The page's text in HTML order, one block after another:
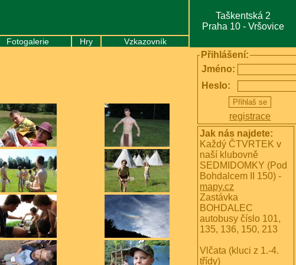
Taškentská 2
Praha 10 - Vršovice
Fotogalerie Hry Vzkazovník
Přihlášení:
Jméno:
Heslo:
registrace
Jak nás najdete:
Každý ČTVRTEK v
naší klubovně
SEDMIDOMKY (Pod
Bohdalcem II 150) -
mapy.cz
Zastávka
BOHDALEC
autobusy číslo 101,
135, 136, 150, 213
Vlčata (kluci z 1.-4.
třídy)